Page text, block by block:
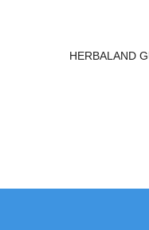
HERBALAND